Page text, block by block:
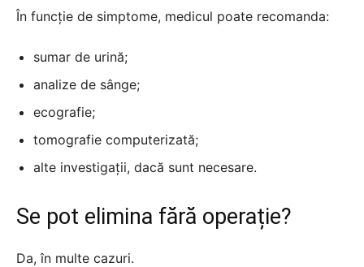
În funcție de simptome, medicul poate recomanda:
sumar de urină;
analize de sânge;
ecografie;
tomografie computerizată;
alte investigații, dacă sunt necesare.
Se pot elimina fără operație?
Da, în multe cazuri.